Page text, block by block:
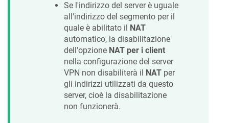
Se l'indirizzo del server è uguale
all'indirizzo del segmento per il
quale è abilitato il NAT
automatico, la disabilitazione
dell'opzione NAT per i client
nella configurazione del server
VPN non disabiliterà il NAT per
gli indirizzi utilizzati da questo
server, cioè la disabilitazione
non funzionerà.